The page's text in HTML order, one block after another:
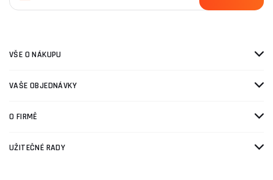
VŠE O NÁKUPU
VAŠE OBJEDNÁVKY
O FIRMĚ
UŽITEČNÉ RADY